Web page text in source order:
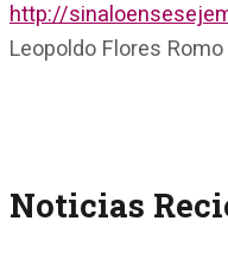
http://
Leopoldo Flores Romo
Noticias